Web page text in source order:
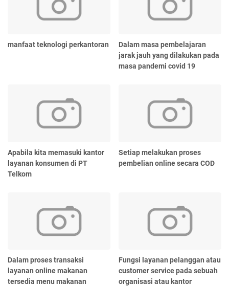
manfaat teknologi perkantoran
Dalam masa pembelajaran
jarak jauh yang dilakukan pada
masa pandemi covid 19
Apabila kita memasuki kantor
layanan konsumen di PT
Telkom
Setiap melakukan proses
pembelian online secara COD
Dalam proses transaksi
layanan online makanan
tersedia menu makanan
Fungsi layanan pelanggan atau
customer service pada sebuah
organisasi atau kantor